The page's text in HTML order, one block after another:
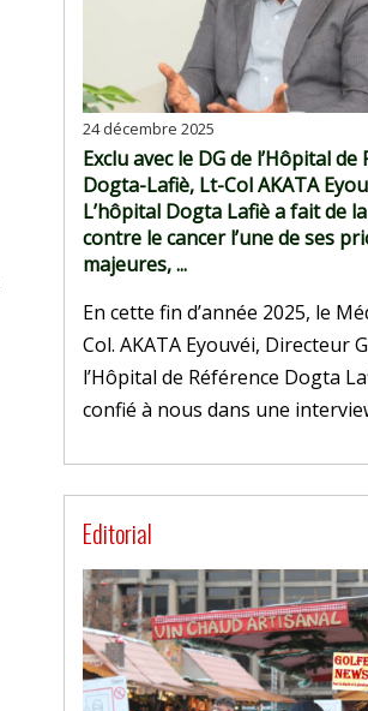
24 décembre 2025
Exclu avec le DG de l’Hôpital de
Dogta-Lafiè, Lt-Col AKATA
L’hôpital Dogta Lafiè a fait de
contre le cancer l’une de ses
majeures, ...
En cette fin d’année 2025, le
Col. AKATA Eyouvéi, Directeur
l’Hôpital de Référence Dogta
confié à nous dans une
Editorial